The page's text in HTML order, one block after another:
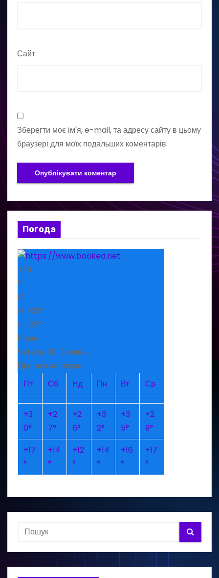
Сайт
Зберегти моє ім'я, e-mail, та адресу сайту в цьому
браузері для моїх подальших коментарів.
Погода
+38
°
C
H: +39°
L: +23°
Рівне
Четвер, 06 Серпень
Прогноз на тиждень
Пт
Сб Нд Пн Вт Ср
+3
0°
+2
7°
+2
6°
+3
2°
+3
5°
+2
9°
+17
°
+14
°
+12
°
+14
°
+16
°
+17
°